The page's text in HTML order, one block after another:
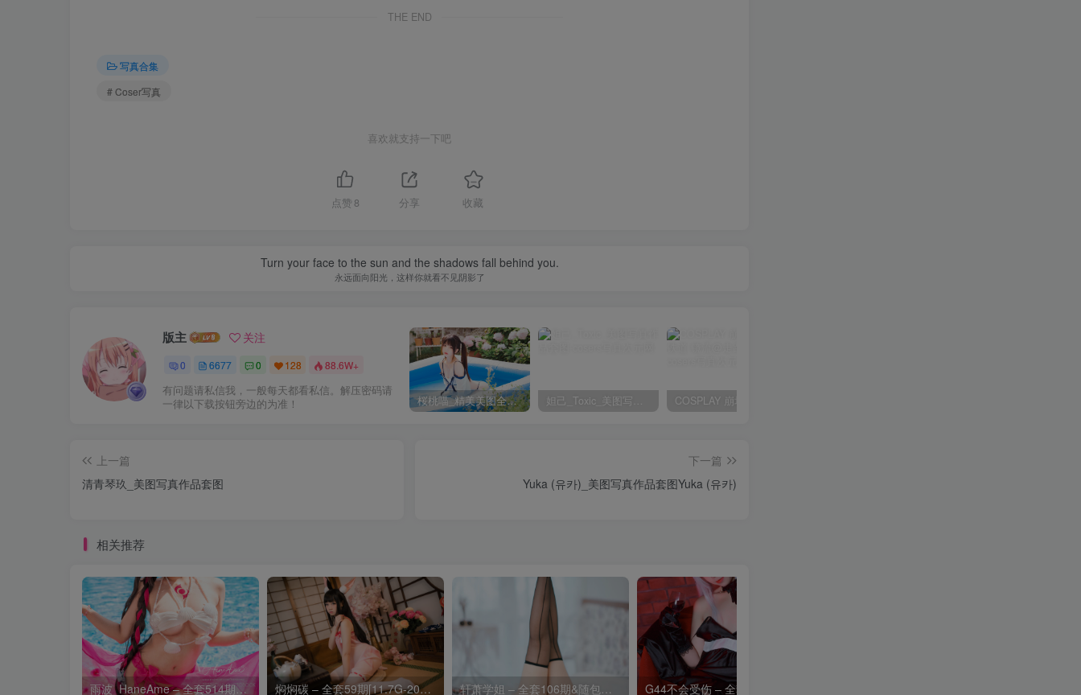
THE END
写真合集
# Coser写真
喜欢就支持一下吧
点赞 8 分享 收藏
Turn your face to the sun and the shadows fall behind you.
永远面向阳光，这样你就看不见阴影了
版主 关注
0 6677 0 128 88.6W+
有问题请私信我，一般每天都看私信。解压密码请
一律以下载按钮旁边的为准！
桜桃喵_精美美图全部写真作品合集|持续更新 妲己_Toxic_美图写真作品套图
上一篇
清青琴玖_美图写真作品套图
下一篇
Yuka (유카)_美图写真作品套图Yuka (유카)
相关推荐
雨波_HaneAme – 全套514期及随包视频[141.7G-2026.8] 焖焖碳 – 全套59期[11.7G-2026.8]